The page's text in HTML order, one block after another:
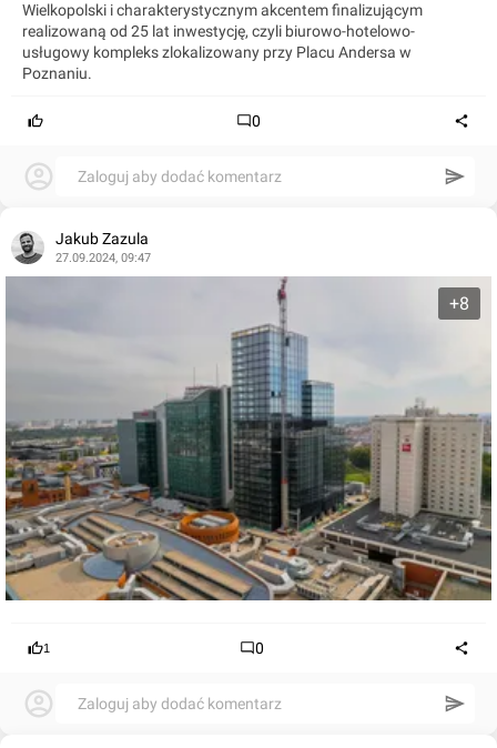
Wielkopolski i charakterystycznym akcentem finalizującym
realizowaną od 25 lat inwestycję, czyli biurowo-hotelowo-
usługowy kompleks zlokalizowany przy Placu Andersa w
Poznaniu.
0
Zaloguj aby dodać komentarz
Jakub Zazula
27.09.2024, 09:47
+8
1 0
Zaloguj aby dodać komentarz